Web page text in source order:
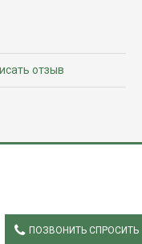
отзыв
ПОЗВОНИТЬ СПРОСИТЬ